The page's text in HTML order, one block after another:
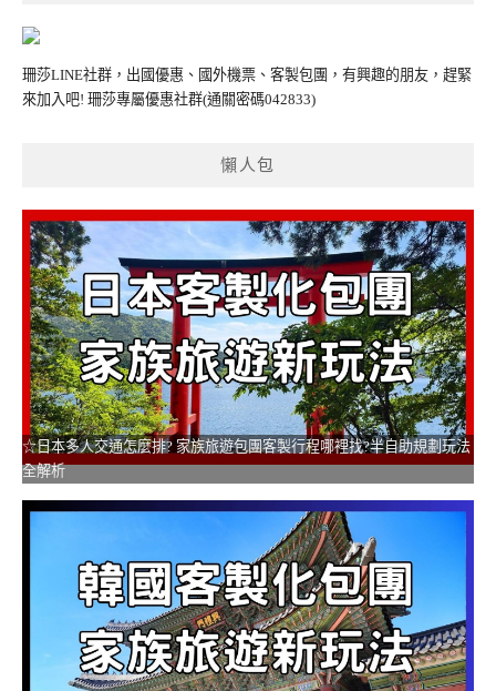
珊莎LINE社群，出國優惠、國外機票、客製包團，有興趣的朋友，趕緊
來加入吧! 珊莎專屬優惠社群(通關密碼042833)
懶人包
☆日本多人交通怎麼排? 家族旅遊包團客製行程哪裡找?半自助規劃玩法
全解析